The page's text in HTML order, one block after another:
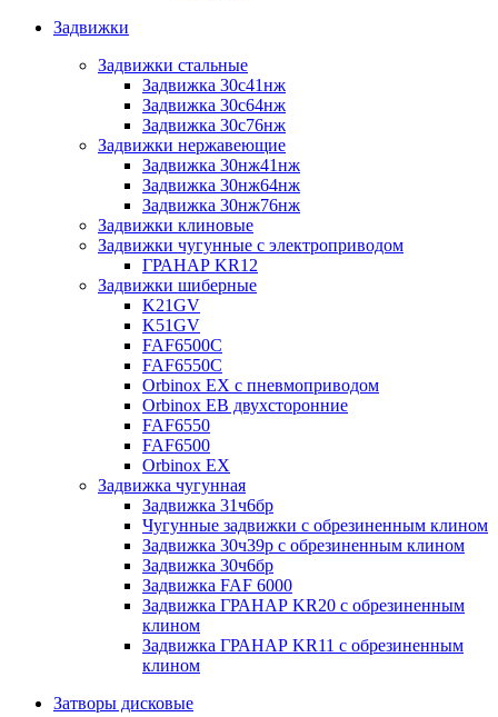
Задвижки
Задвижки стальные
Задвижка 30с41нж
Задвижка 30с64нж
Задвижка 30с76нж
Задвижки нержавеющие
Задвижка 30нж41нж
Задвижка 30нж64нж
Задвижка 30нж76нж
Задвижки клиновые
Задвижки чугунные с электроприводом
ГРАНАР KR12
Задвижки шиберные
K21GV
K51GV
FAF6500C
FAF6550С
Orbinox EX с пневмоприводом
Orbinox EB двухсторонние
FAF6550
FAF6500
Orbinox EX
Задвижка чугунная
Задвижка 31ч6бр
Чугунные задвижки с обрезиненным клином
Задвижка 30ч39р с обрезиненным клином
Задвижка 30ч6бр
Задвижка FAF 6000
Задвижка ГРАНАР KR20 с обрезиненным
клином
Задвижка ГРАНАР KR11 с обрезиненным
клином
Затворы дисковые